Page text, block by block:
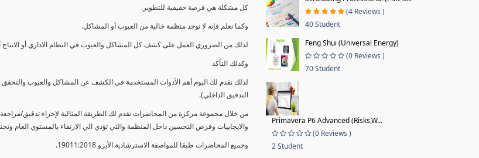
كل مشكلة هي فرصة حقيقية للتطوير.
وكما نعلم فإنه لا توجد منظمة خالية من العيوب أو المشاكل.
لذلك من الضروري العمل على كشف كل المشاكل والعيوب في النظام الاداري أو
وكذلك التأكد
لذلك نقدم لك اليوم أهم الأدوات المستخدمة في الكشف عن المشاكل والعيوب
التدقيق الداخلي).
من خلال مجموعة مركزة من المحاضرات نقدم لك الطريقة المثالية لإجراء تدقيق/
والايجابيات وفرص التحسين داخل المنظمة والتي تؤدي الي الارتقاء بالمستوي العام
وجميع المحاضرات طبقا للمواصفة الاسترشادية الأيزو 19011:2018.
(4 Reviews )
40 Student
Feng Shui (Universal Energy)
(0 Reviews )
70 Student
Primavera P6 Advanced (Risks,W...
(0 Reviews )
2 Student